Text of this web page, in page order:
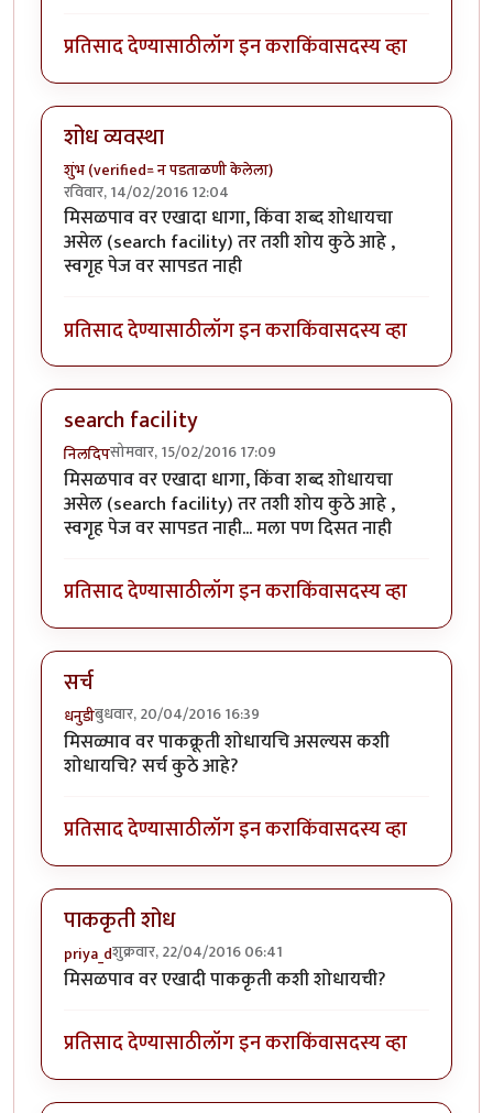
प्रतिसाद देण्यासाठीलॉग इन कराकिंवासदस्य व्हा
शोध व्यवस्था
शुंभ (verified= न पडताळणी केलेला)
रविवार, 14/02/2016 12:04
मिसळपाव वर एखादा धागा, किंवा शब्द शोधायचा
असेल (search facility) तर तशी शोय कुठे आहे ,
स्वगृह पेज वर सापडत नाही
प्रतिसाद देण्यासाठीलॉग इन कराकिंवासदस्य व्हा
search facility
निलदिपसोमवार, 15/02/2016 17:09
मिसळपाव वर एखादा धागा, किंवा शब्द शोधायचा
असेल (search facility) तर तशी शोय कुठे आहे ,
स्वगृह पेज वर सापडत नाही... मला पण दिसत नाही
प्रतिसाद देण्यासाठीलॉग इन कराकिंवासदस्य व्हा
सर्च
धनुडीबुधवार, 20/04/2016 16:39
मिसळ्पाव वर पाकक्रूती शोधायचि असल्यस कशी
शोधायचि? सर्च कुठे आहे?
प्रतिसाद देण्यासाठीलॉग इन कराकिंवासदस्य व्हा
पाककृती शोध
priya_dशुक्रवार, 22/04/2016 06:41
मिसळपाव वर एखादी पाककृती कशी शोधायची?
प्रतिसाद देण्यासाठीलॉग इन कराकिंवासदस्य व्हा